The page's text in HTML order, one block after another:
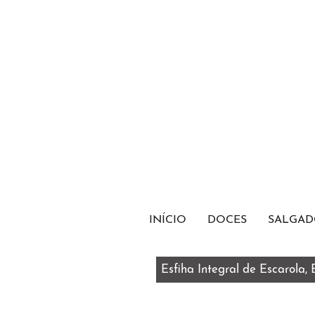
INÍCIO DOCES
Esfiha Integral de Escarola,